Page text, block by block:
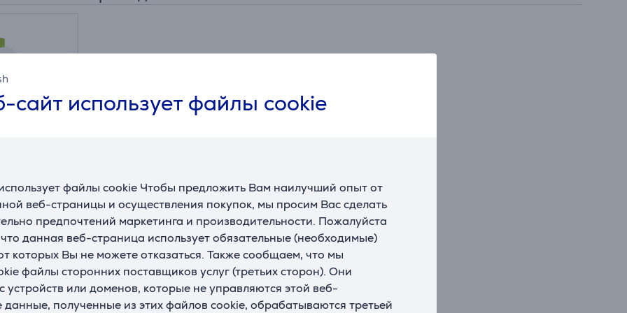
сайт использует файлы cookie
файлы cookie Чтобы предложить Вам наилучший опыт от
веб-страницы и осуществления покупок, мы просим Вас сделать
предпочтений маркетинга и производительности. Пожалуйста
данная веб-страница использует обязательные (необходимые)
которых Вы не можете отказаться. Также сообщаем, что мы
файлы сторонних поставщиков услуг (третьих сторон). Они
устройств или доменов, которые не управляются этой веб-
данные, полученные из этих файлов cookie, обрабатываются третьей